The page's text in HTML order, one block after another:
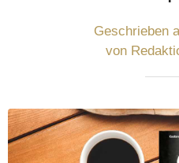
Geschrieben
von